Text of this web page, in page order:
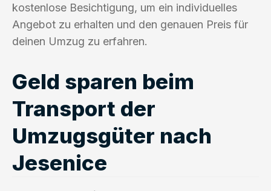
kostenlose Besichtigung, um ein individuelles
Angebot zu erhalten und den genauen Preis für
deinen Umzug zu erfahren.
Geld sparen beim
Transport der
Umzugsgüter nach
Jesenice